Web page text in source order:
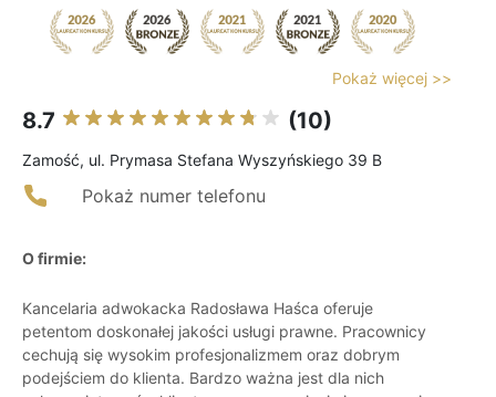
Pokaż więcej >>
8.7 (10)
Zamość, ul. Prymasa Stefana Wyszyńskiego 39 B
Pokaż numer telefonu
O firmie:
Kancelaria adwokacka Radosława Haśca oferuje
petentom doskonałej jakości usługi prawne. Pracownicy
cechują się wysokim profesjonalizmem oraz dobrym
podejściem do klienta. Bardzo ważna jest dla nich